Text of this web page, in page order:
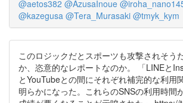
@aetos382 @AzusaInoue
@kazegusa @Tera_Murasaki @tmyk_kym
このロジックだとスポーツも攻撃されそう
か、恣意的なレポートなのか。 「LINEと
とYouTubeとの間にそれぞれ補完的な利用
明らかになった。これらのSNSの利用時間